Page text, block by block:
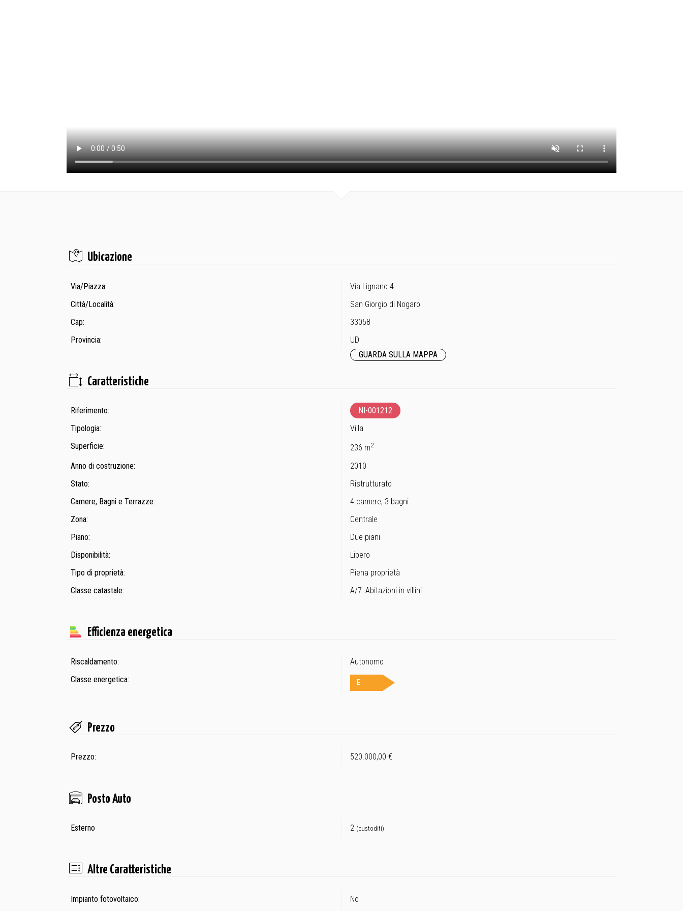
Ubicazione
Via/Piazza:
Via Lignano 4
Città/Località:
San Giorgio di Nogaro
Cap:
33058
Provincia:
UD
GUARDA SULLA MAPPA
Caratteristiche
Riferimento:
NI-001212
Tipologia:
Villa
Superficie:
236 m2
Anno di costruzione:
2010
Stato:
Ristrutturato
Camere, Bagni e Terrazze:
4 camere, 3 bagni
Zona:
Centrale
Piano:
Due piani
Disponibilità:
Libero
Tipo di proprietà:
Piena proprietà
Classe catastale:
A/7: Abitazioni in villini
Efficienza energetica
Riscaldamento:
Autonomo
Classe energetica:
E
Prezzo
Prezzo: 520.000,00 €
Posto Auto
Esterno 2 (custoditi)
Altre Caratteristiche
Impianto fotovoltaico: No